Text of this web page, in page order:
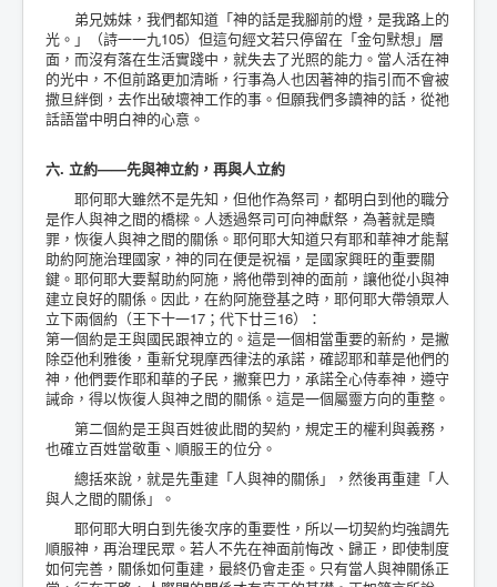
弟兄姊妹，我們都知道「神的話是我腳前的燈，是我路上的
光。」（詩一一九105）但這句經文若只停留在「金句默想」層
面，而沒有落在生活實踐中，就失去了光照的能力。當人活在神
的光中，不但前路更加清晰，行事為人也因著神的指引而不會被
撒旦絆倒，去作出破壞神工作的事。但願我們多讀神的話，從祂
話語當中明白神的心意。
六. 立約——先與神立約，再與人立約
耶何耶大雖然不是先知，但他作為祭司，都明白到他的職分
是作人與神之間的橋樑。人透過祭司可向神獻祭，為著就是贖
罪，恢復人與神之間的關係。耶何耶大知道只有耶和華神才能幫
助約阿施治理國家，神的同在便是祝福，是國家興旺的重要關
鍵。耶何耶大要幫助約阿施，將他帶到神的面前，讓他從小與神
建立良好的關係。因此，在約阿施登基之時，耶何耶大帶領眾人
立下兩個約（王下十一17；代下廿三16）：
第一個約是王與國民跟神立的。這是一個相當重要的新約，是撇
除亞他利雅後，重新兌現摩西律法的承諾，確認耶和華是他們的
神，他們要作耶和華的子民，撇棄巴力，承諾全心侍奉神，遵守
誡命，得以恢復人與神之間的關係。這是一個屬靈方向的重整。
第二個約是王與百姓彼此間的契約，規定王的權利與義務，
也確立百姓當敬重、順服王的位分。
總括來說，就是先重建「人與神的關係」，然後再重建「人
與人之間的關係」。
耶何耶大明白到先後次序的重要性，所以一切契約均強調先
順服神，再治理民眾。若人不先在神面前悔改、歸正，即使制度
如何完善，關係如何重建，最終仍會走歪。只有當人與神關係正